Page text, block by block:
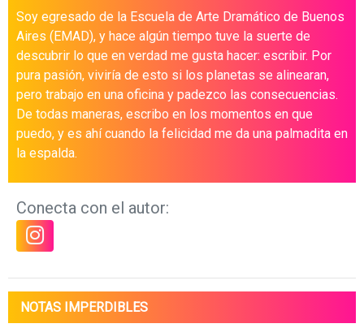
Soy egresado de la Escuela de Arte Dramático de Buenos
Aires (EMAD), y hace algún tiempo tuve la suerte de
descubrir lo que en verdad me gusta hacer: escribir. Por
pura pasión, viviría de esto si los planetas se alinearan,
pero trabajo en una oficina y padezco las consecuencias.
De todas maneras, escribo en los momentos en que
puedo, y es ahí cuando la felicidad me da una palmadita en
la espalda.
Conecta con el autor:
NOTAS IMPERDIBLES